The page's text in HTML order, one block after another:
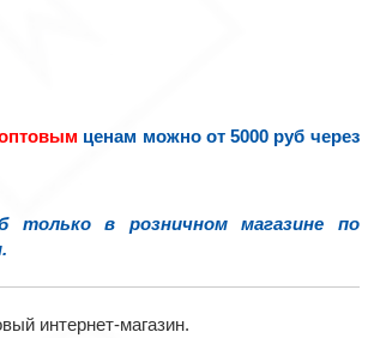
ценам можно от 5000 руб через
только в розничном магазине по
интернет-магазин.